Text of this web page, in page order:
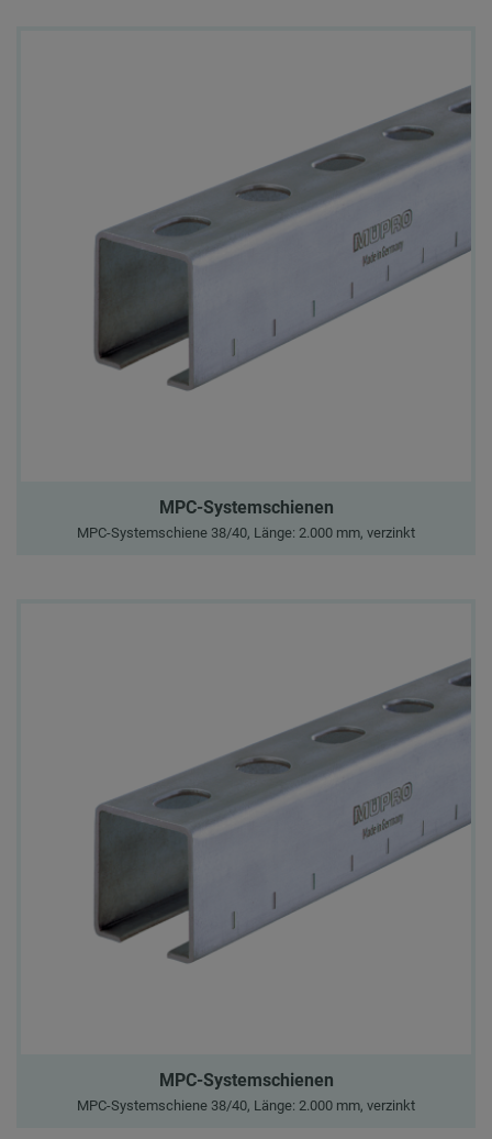
MPC-Systemschienen
MPC-Systemschiene 38/40, Länge: 2.000 mm, verzinkt
MPC-Systemschienen
MPC-Systemschiene 38/40, Länge: 2.000 mm, verzinkt